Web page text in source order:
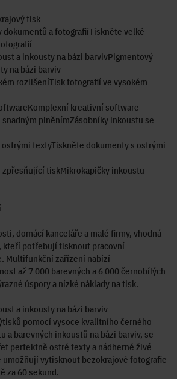
tisk
a fotografiíTiskněte velké
a inkousty na bázi barvivPigmentový
na bázi barviv
rozlišeníTisk fotografií ve vysokém
kreativní software
plněnímZásobníky inkoustu se
textyTiskněte dokumenty s ostrými
tiskMikrokapičky inkoustu
domácí kanceláře a malé firmy, vhodná
kteří potřebují tisknout pracovní
Multifunkční zařízení nabízí
až 7 000 barevných a 6 000 černobílých
úspory a nízké náklady na tisk.
a inkousty na bázi barviv
pomocí vysoce kvalitního černého
a barevných inkoustů na bázi barviv, se
perfektně ostré texty a nádherné živé
umožňují vytisknout bezokrajové fotografie
za 60 sekund.